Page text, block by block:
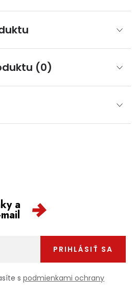
(0)
a
s podmienkami ochrany
PRIHLÁSIŤ SA